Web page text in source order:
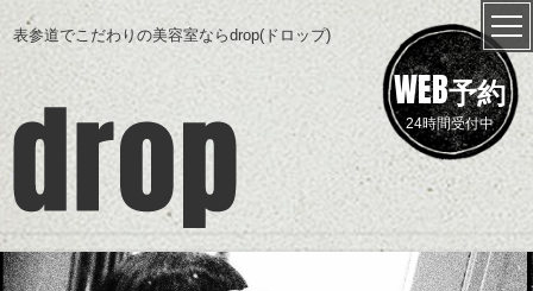
表参道でこだわりの美容室ならdrop(ドロップ)
WEB予約
24時間受付中